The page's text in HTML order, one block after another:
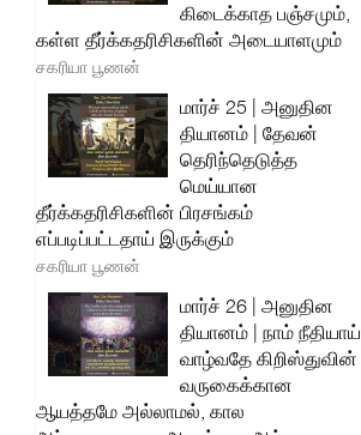
கிடைக்காத பஞ்சமும்,
கள்ள தீர்க்கதரிசிகளின் அடையாளமும்
சகரியா பூணன்
மார்ச் 25 | அனுதின
தியானம் | தேவன்
தெரிந்தெடுத்த
மெய்யான
தீர்க்கதரிசிகளின் பிரசங்கம்
எப்படிப்பட்டதாய் இருக்கும்
சகரியா பூணன்
மார்ச் 26 | அனுதின
தியானம் | நாம் நீதியாய்
வாழ்வதே கிறிஸ்துவின்
வருகைக்கான
ஆயத்தமே அல்லாமல், கால